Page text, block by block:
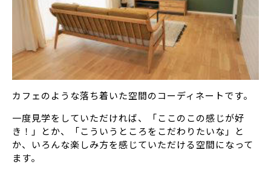
カフェのような落ち着いた空間のコーディネートです。
一度見学をしていただければ、「ここのこの感じが好
き！」とか、「こういうところをこだわりたいな」と
か、いろんな楽しみ方を感じていただける空間になって
ます。